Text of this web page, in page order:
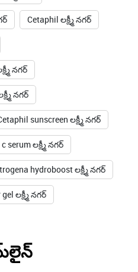
నగర్
sunscreen లక్ష్మీ నగర్
serum లక్ష్మీ నగర్
hydroboost లక్ష్మీ నగర్
లక్ష్మీ నగర్
✨ NewU completes 17 years
FREE! 👀 So what are you
NewU store now! 🛍️ . . .